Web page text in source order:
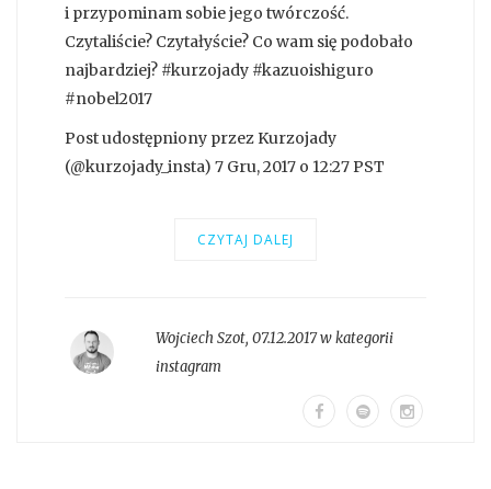
i przypominam sobie jego twórczość.
Czytaliście? Czytałyście? Co wam się podobało
najbardziej? #kurzojady #kazuoishiguro
#nobel2017
Post udostępniony przez Kurzojady
(@kurzojady_insta) 7 Gru, 2017 o 12:27 PST
CZYTAJ DALEJ
Wojciech Szot, 07.12.2017 w kategorii
instagram